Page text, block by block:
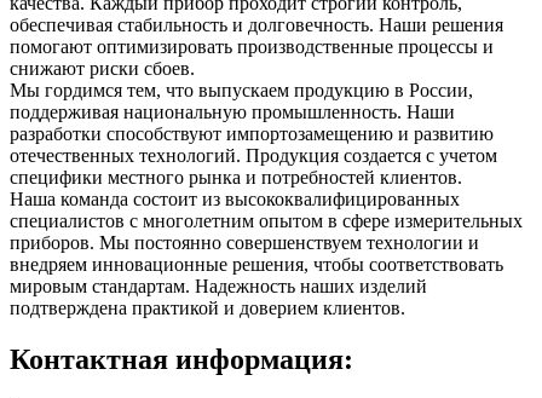
обеспечивая стабильность и долговечность. Наши решения
помогают оптимизировать производственные процессы и
снижают риски сбоев.
Мы гордимся тем, что выпускаем продукцию в России,
поддерживая национальную промышленность. Наши
разработки способствуют импортозамещению и развитию
отечественных технологий. Продукция создается с учетом
специфики местного рынка и потребностей клиентов.
Наша команда состоит из высококвалифицированных
специалистов с многолетним опытом в сфере измерительных
приборов. Мы постоянно совершенствуем технологии и
внедряем инновационные решения, чтобы соответствовать
мировым стандартам. Надежность наших изделий
подтверждена практикой и доверием клиентов.
Контактная информация: